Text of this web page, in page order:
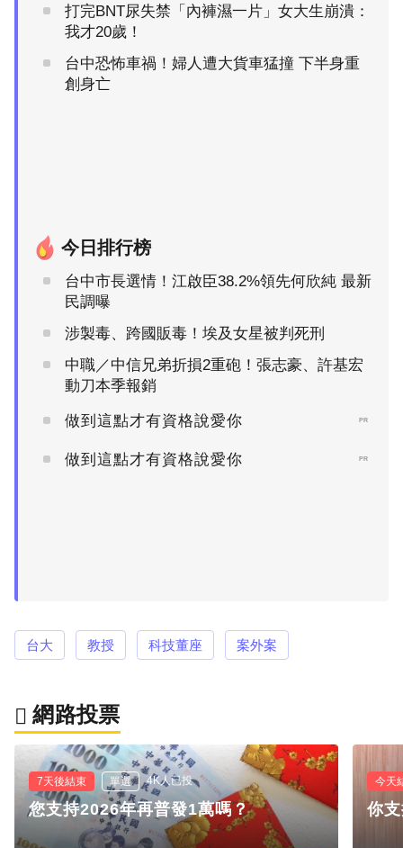
打完BNT尿失禁「內褲濕一片」女大生崩潰：
我才20歲！
台中恐怖車禍！婦人遭大貨車猛撞 下半身重
創身亡
今日排行榜
台中市長選情！江啟臣38.2%領先何欣純 最新
民調曝
涉製毒、跨國販毒！埃及女星被判死刑
中職／中信兄弟折損2重砲！張志豪、許基宏
動刀本季報銷
做到這點才有資格說愛你 PR
做到這點才有資格說愛你 PR
台大 教授 科技董座 案外案
網路投票
7天後結束 單選 4K人已投
您支持2026年再普發1萬嗎？
今天
你